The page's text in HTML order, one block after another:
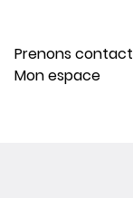
Prenons contact
Mon espace